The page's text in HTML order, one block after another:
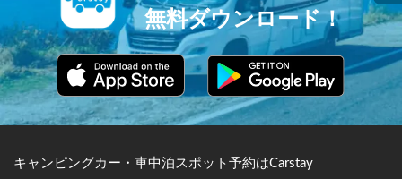
無料ダウンロード！
キャンピングカー・車中泊スポット予約はCarstay